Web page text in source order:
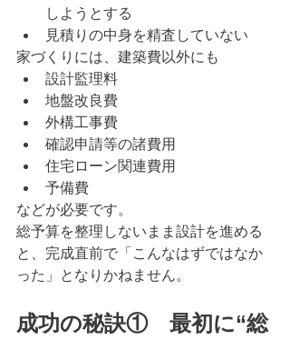
しようとする
見積りの中身を精査していない
家づくりには、建築費以外にも
設計監理料
地盤改良費
外構工事費
確認申請等の諸費用
住宅ローン関連費用
予備費
などが必要です。
総予算を整理しないまま設計を進める
と、完成直前で「こんなはずではなか
った」となりかねません。
成功の秘訣①　最初に“総